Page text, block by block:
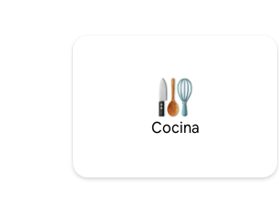
rodeado de lugares vibrantes,
siendo sorprendentemente
Autorregistro de entrada de 4:00
9:00 p. m. Para llegadas después
Cocina